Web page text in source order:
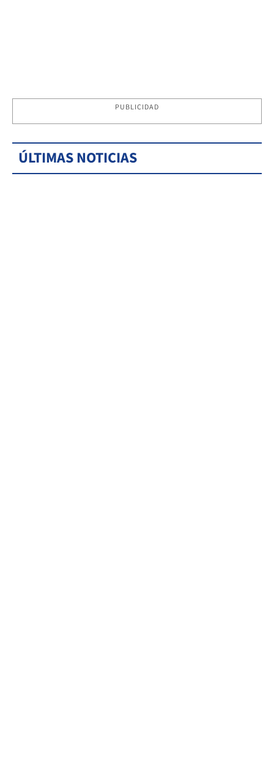
PUBLICIDAD
ÚLTIMAS NOTICIAS